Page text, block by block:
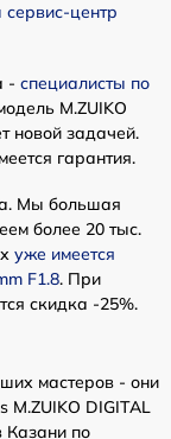
центр
- специалисты по
M.ZUIKO
новой задачей.
гарантия.
Мы большая
более 20 тыс.
уже имеется
F1.8. При
скидка -25%.
мастеров - они
M.ZUIKO DIGITAL
Казани по